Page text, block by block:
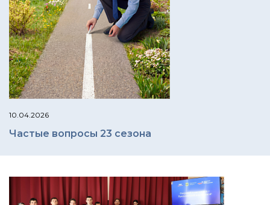
10.04.2026
Частые вопросы 23 сезона